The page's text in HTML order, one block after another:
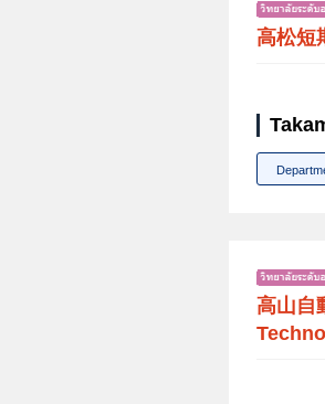
高松短
高山自